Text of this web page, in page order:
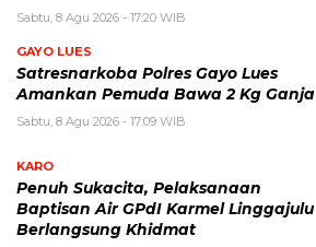
Sabtu, 8 Agu 2026 - 17:20 WIB
GAYO LUES
Satresnarkoba Polres Gayo Lues
Amankan Pemuda Bawa 2 Kg Ganja
Sabtu, 8 Agu 2026 - 17:09 WIB
KARO
Penuh Sukacita, Pelaksanaan
Baptisan Air GPdI Karmel Linggajulu
Berlangsung Khidmat